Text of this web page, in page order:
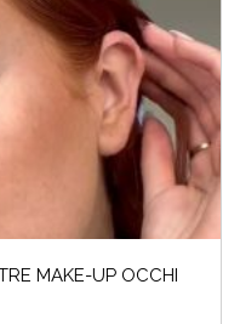
MAKE-UP OCCHI